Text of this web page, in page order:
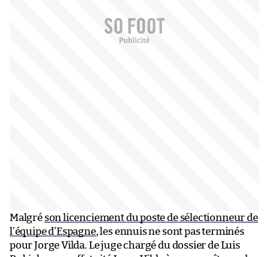
Malgré son licenciement du poste de sélectionneur de
l’équipe d’Espagne, les ennuis ne sont pas terminés
pour Jorge Vilda. Le juge chargé du dossier de Luis